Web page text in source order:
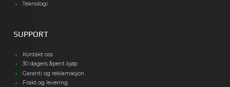
Teknologi
SUPPORT
Kontakt oss
30 dagers åpent kjøp
Garanti og reklamasjon
Frakt og levering